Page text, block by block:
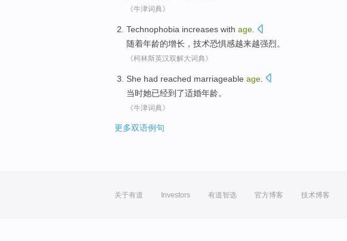
《牛津词典》
Technophobia increases with age
随着年龄的增长， 技术恐惧感越来越强烈。
《柯林斯英汉双解大词典》
She had reached marriageable age
当时她已经到了适婚年龄。
《牛津词典》
更多双语例句
关于有道 Investors 有道智选 官方博客 技术博客